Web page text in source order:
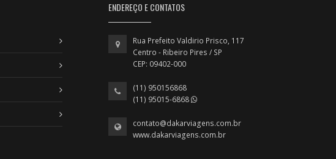
ENDEREÇO E CONTATOS
Rua Prefeito Valdirio Prisco, 117
Centro - Ribeiro Pires / SP
CEP: 09402-000
(11) 950156868
(11) 95015-6868
contato@dakarviagens.com.br
www.dakarviagens.com.br